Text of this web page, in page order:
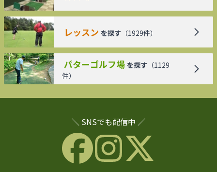
レッスン を探す （1929件）
パターゴルフ場 を探す （1129
件）
＼ SNSでも配信中 ／